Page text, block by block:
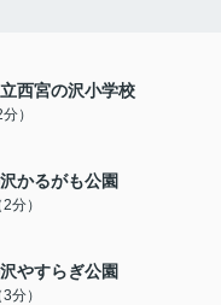
西宮の沢小学校
）
かるがも公園
分）
やすらぎ公園
分）